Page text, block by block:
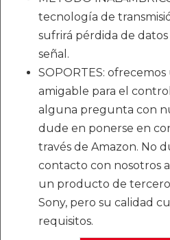
tecnología de
sufrirá pérdida de
señal.
SOPORTES:
amigable para el
alguna pregunta con
dude en ponerse en
través de Amazon. No
contacto con nosotros
un producto de
Sony, pero su calidad
requisitos.